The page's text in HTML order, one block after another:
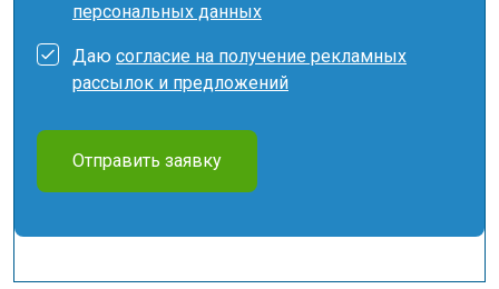
персональных данных
Даю согласие на получение рекламных
рассылок и предложений
Отправить заявку